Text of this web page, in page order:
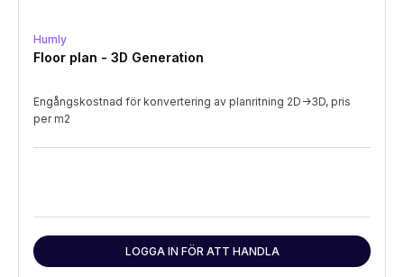
Humly
Floor plan - 3D Generation
Engångskostnad för konvertering av planritning 2D->3D, pris
per m2
LOGGA IN FÖR ATT HANDLA